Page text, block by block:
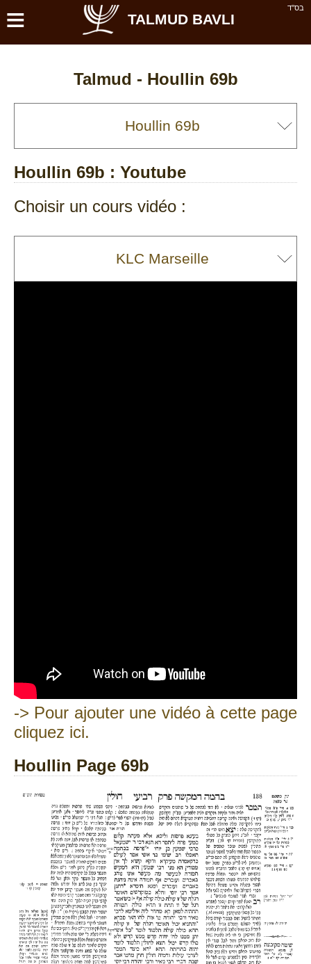
בס''ד ≡ TALMUD BAVLI
Talmud - Houllin 69b
Houllin 69b : Youtube
Choisir un cours vidéo :
-> Pour ajouter une vidéo à cette page
cliquez ici.
Houllin Page 69b